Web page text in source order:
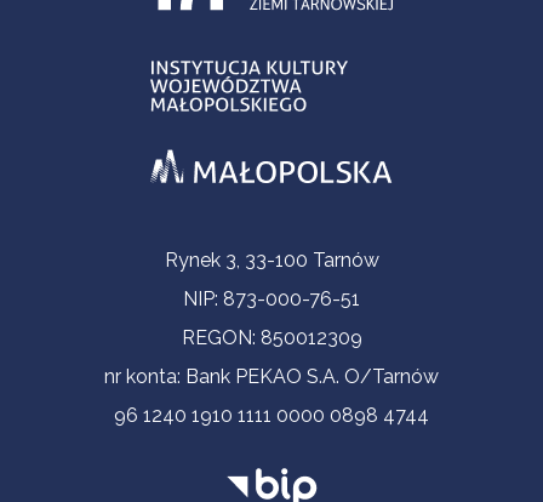
Contact InformationRynek 3, 33-100 Tarnów
NIP: 873-000-76-51
REGON: 850012309
nr konta: Bank PEKAO S.A. O/Tarnów
96 1240 1910 1111 0000 0898 4744